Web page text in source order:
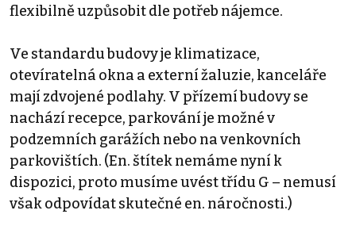
flexibilně uzpůsobit dle potřeb nájemce.
Ve standardu budovy je klimatizace,
otevíratelná okna a externí žaluzie, kanceláře
mají zdvojené podlahy. V přízemí budovy se
nachází recepce, parkování je možné v
podzemních garážích nebo na venkovních
parkovištích. (En. štítek nemáme nyní k
dispozici, proto musíme uvést třídu G – nemusí
však odpovídat skutečné en. náročnosti.)